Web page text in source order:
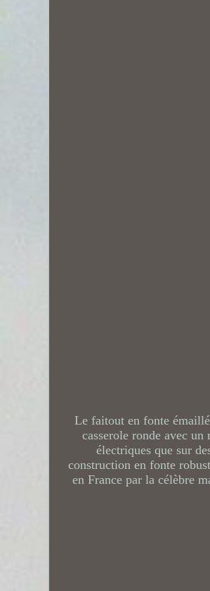
Le faitout en fonte
casserole ronde avec
électriques que sur
construction en fonte
en France par la célèbre